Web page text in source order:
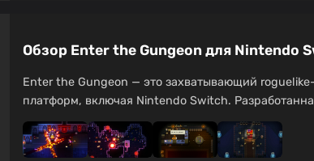
Обзор Enter the Gungeon для Nintendo
Enter the Gungeon — это захватывающий
платформ, включая Nintendo Switch.